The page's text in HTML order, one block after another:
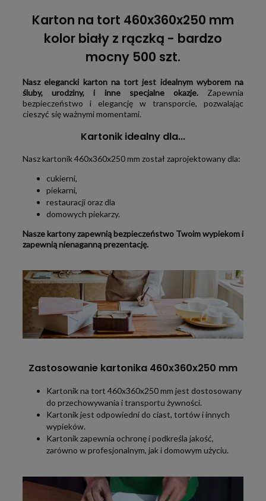
Karton na tort 460x360x250 mm
kolor biały z rączką - bardzo
mocny 500 szt.
Nasz elegancki karton na tort jest idealnym wyborem na
śluby, urodziny, i inne specjalne okazje.Zapewnia
bezpieczeństwo i elegancję w transporcie, pozwalając
cieszyć się ważnymi momentami.
Kartonik idealny dla...
Nasz kartonik 460x360x250 mm został zaprojektowany dla:
cukierni,
piekarni,
restauracji oraz dla
domowych piekarzy.
Nasze kartony zapewnią bezpieczeństwo Twoim wypiekom i
zapewnią nienaganną prezentację.
Zastosowanie kartonika 460x360x250 mm
Kartonik na tort 460x360x250 mm jest dostosowany
do przechowywania i transportu żywności.
Kartonik jest odpowiedni do ciast, tortów i innych
wypieków.
Kartonik zapewnia ochronę i podkreśla jakość,
zarówno w profesjonalnym, jak i domowym użyciu.